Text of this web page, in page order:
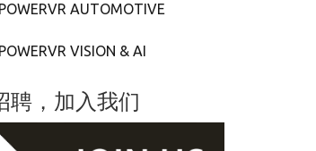
POWERVR AUTOMOTIVE
POWERVR VISION & AI
聘，加入我们